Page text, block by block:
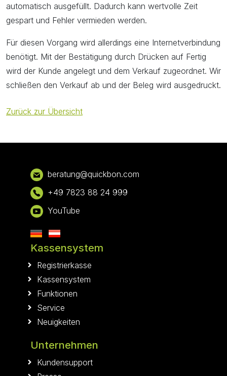
automatisch ausgefüllt. Dadurch kann wertvolle Zeit
gespart und Fehler vermieden werden.
Für diesen Vorgang wird allerdings eine Internetverbindung
benötigt. Mit der Bestätigung durch Drücken auf Fertig
wird der Kunde angelegt und dem Verkauf zugeordnet. Wir
schließen den Verkauf ab und der Beleg wird ausgedruckt.
Zurück zur Übersicht
Footer
beratung@quickbon.com
+49 7823 88 24 999
YouTube
Kassensystem
Registrierkasse
Kassensystem
Funktionen
Service
Neuigkeiten
Unternehmen
Kundensupport